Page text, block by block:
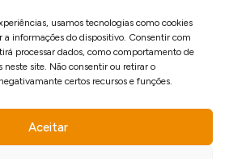
usamos tecnologias como cookies
a informações do dispositivo. Consentir com
processar dados, como comportamento de
neste site. Não consentir ou retirar o
certos recursos e funções.
Aceitar
communications from Manfercan and declare
thePrivacy Policy.